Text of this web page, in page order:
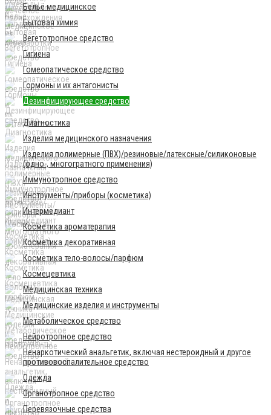
Бельё медицинское
Бытовая химия
Вегетотропное средство
Гигиена
Гомеопатическое средство
Гормоны и их антагонисты
Дезинфицирующее средство
Диагностика
Изделия медицинского назначения
Изделия полимерные (ПВХ)/резиновые/латексные/силиконовые
(одно-, многогратного применения)
Иммунотропное средство
Инструменты/приборы (косметика)
Интермедиант
Косметика ароматерапия
Косметика декоративная
Косметика тело-волосы/парфюм
Космецевтика
Медицинская техника
Медицинские изделия и инструменты
Метаболическое средство
Нейротропное средство
Ненаркотический анальгетик, включая нестероидный и другое
противовоспалительное средство
Одежда
Органотропное средство
Перевязочные средства